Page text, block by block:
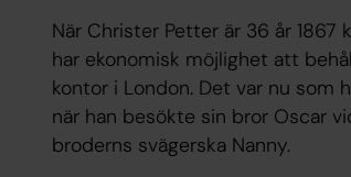
När Christer Petter är 36 år
har ekonomisk möjlighet att
kontor i London. Det var nu som
när han besökte sin bror Oscar
broderns svägerska Nanny.